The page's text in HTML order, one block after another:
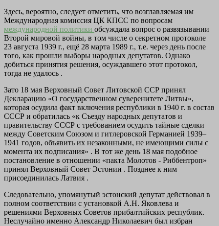
Здесь, вероятно, следует отметить, что возглавляемая им
Международная комиссия ЦК КПСС по вопросам
международной политики обсуждала вопрос о развязывании
Второй мировой войны, в том числе о секретном протоколе
23 августа 1939 г., ещё 28 марта 1989 г., т.е. через день после
того, как прошли выборы народных депутатов. Однако
добиться принятия решения, осуждавшего этот протокол,
тогда не удалось .
Зато 18 мая Верховный Совет Литовской ССР принял
Декларацию «О государственном суверенитете Литвы»,
которая осудила факт включения республики в 1940 г. в состав
СССР и обратилась «к Съезду народных депутатов и
правительству СССР с требованием осудить тайные сделки
между Советским Союзом и гитлеровской Германией 1939–
1941 годов, объявить их незаконными, не имеющими силы с
момента их подписания» . В тот же день 18 мая подобное
постановление в отношении «пакта Молотов - Риббентроп»
принял Верховный Совет Эстонии . Позднее к ним
присоединилась Латвия .
Следовательно, упомянутый эстонский депутат действовал в
полном соответствии с установкой А.Н. Яковлева и
решениями Верховных Советов прибалтийских республик.
Неслучайно именно Александр Николаевич был избран